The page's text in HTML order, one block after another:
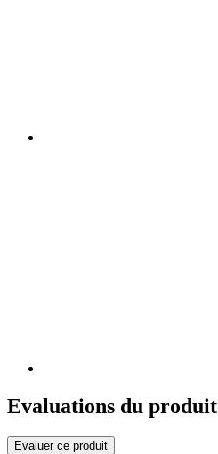
Evaluations du produit
Evaluer ce produit